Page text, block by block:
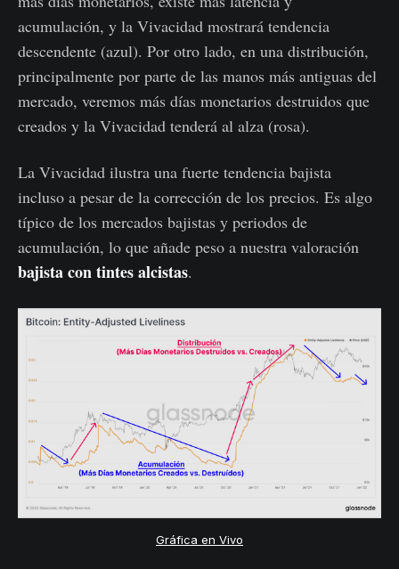
acumulación, y la Vivacidad mostrará tendencia
descendente (azul). Por otro lado, en una distribución,
principalmente por parte de las manos más antiguas del
mercado, veremos más días monetarios destruidos que
creados y la Vivacidad tenderá al alza (rosa).
La Vivacidad ilustra una fuerte tendencia bajista
incluso a pesar de la corrección de los precios. Es algo
típico de los mercados bajistas y periodos de
acumulación, lo que añade peso a nuestra valoración
bajista con tintes alcistas.
Gráfica en Vivo